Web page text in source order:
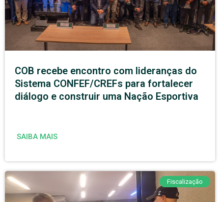
COB recebe encontro com lideranças do
Sistema CONFEF/CREFs para fortalecer
diálogo e construir uma Nação Esportiva
SAIBA MAIS
Fiscalização